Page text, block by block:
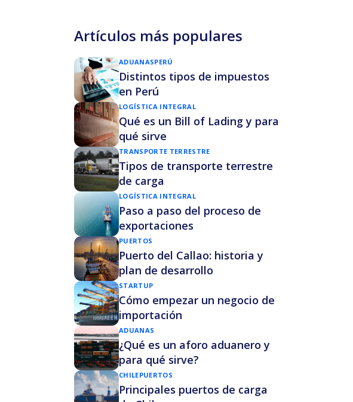
Artículos más populares
ADUANASPERÚ
Distintos tipos de impuestos
en Perú
LOGÍSTICA INTEGRAL
Qué es un Bill of Lading y para
qué sirve
TRANSPORTE TERRESTRE
Tipos de transporte terrestre
de carga
LOGÍSTICA INTEGRAL
Paso a paso del proceso de
exportaciones
PUERTOS
Puerto del Callao: historia y
plan de desarrollo
STARTUP
Cómo empezar un negocio de
importación
ADUANAS
¿Qué es un aforo aduanero y
para qué sirve?
CHILEPUERTOS
Principales puertos de carga